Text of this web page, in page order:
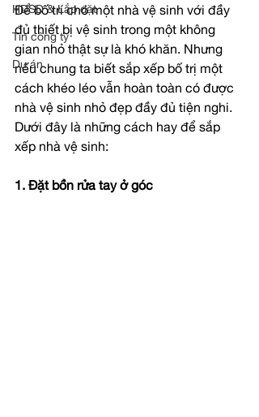
HDSD & Lắp đặt
Tin công ty
Dự án
Để bố trí cho một nhà vệ sinh với đầy
đủ thiết bị vệ sinh trong một không
gian nhỏ thật sự là khó khăn. Nhưng
nếu chung ta biết sắp xếp bố trị một
cách khéo léo vẫn hoàn toàn có được
nhà vệ sinh nhỏ đẹp đầy đủ tiện nghi.
Dưới đây là những cách hay để sắp
xếp nhà vệ sinh:
1. Đặt bồn rửa tay ở góc